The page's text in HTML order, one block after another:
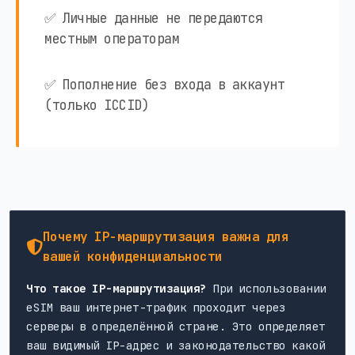
✅ Личные данные не передаются
местным операторам
✅ Пополнение без входа в аккаунт
(только ICCID)
Почему IP-маршрутизация важна для
вашей конфиденциальности
Что такое IP-маршрутизация? При использовании
eSIM ваш интернет-трафик проходит через
серверы в определённой стране. Это определяет
ваш видимый IP-адрес и законодательство какой